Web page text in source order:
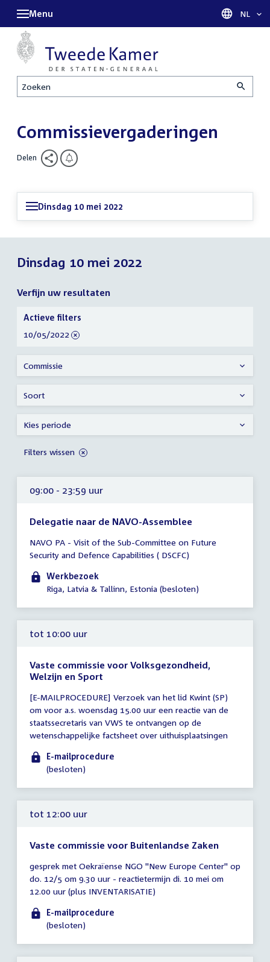
Zoeken
Menu Taal
NL
Commissievergaderingen
Delen
Dinsdag 10 mei 2022
Dinsdag 10 mei 2022
Verfijn uw resultaten
09:00 - 23:59 uur
Delegatie naar de NAVO-Assemblee
vergadering
09:00
23:59
NAVO PA - Visit of the Sub-Committee on Future
Security and Defence Capabilities ( DSCFC)
Werkbezoek
Riga, Latvia & Tallinn, Estonia (besloten)
tot 10:00 uur
Vaste commissie voor Volksgezondheid,
Welzijn en Sport
vergadering
tot
10:00
uur
[E-MAILPROCEDURE] Verzoek van het lid Kwint (SP)
om voor a.s. woensdag 15.00 uur een reactie van de
staatssecretaris van VWS te ontvangen op de
wetenschappelijke factsheet over uithuisplaatsingen
E-mailprocedure
(besloten)
tot 12:00 uur
Vaste commissie voor Buitenlandse Zaken
vergadering
tot
12:00
uur
gesprek met Oekraïense NGO "New Europe Center" op
do. 12/5 om 9.30 uur - reactietermijn di. 10 mei om
12.00 uur (plus INVENTARISATIE)
E-mailprocedure
(besloten)
Verfijn
uw
resultaten
Actieve filters
verwijder
10/05/2022
Commissie
Soort
Kies periode
Filters wissen